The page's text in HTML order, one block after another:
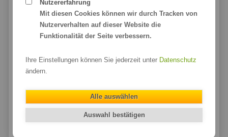
In Ihrer Wunschgröße gefertigt
Hochwertige Garne für langlebige Nähte
Konfektioniert nach Ihren Wünschen
Metallösen & Kunststoff-Karabiner
für eine langlebige und einfache Befestigung
Wir möchten Sie mit unseren bedruckten Stoffen
Nutzererfahrung
Mit diesen Cookies können wir durch Tracken von
Nutzerverhalten auf dieser Website die
Funktionalität der Seite verbessern.
Ihre Einstellungen können Sie jederzeit unter Datenschutz
ändern.
Alle auswählen
Auswahl bestätigen